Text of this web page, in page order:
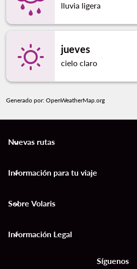
lluvia ligera
jueves
cielo claro
Generado por: OpenWeatherMap.org
Nuevas rutas
keyboard_arrow_down
Información para tu viaje
keyboard_arrow_down
Sobre Volaris
keyboard_arrow_down
Información Legal
keyboard_arrow_down
Síguenos